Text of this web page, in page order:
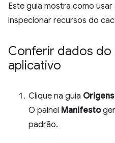
Este guia mostra como usar
inspecionar recursos do
Conferir dados do
aplicativo
Clique na guia Origens
O painel Manifesto
padrão.